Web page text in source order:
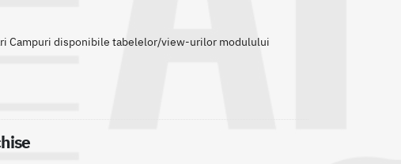
Campuri disponibile tabelelor/view-urilor modulului